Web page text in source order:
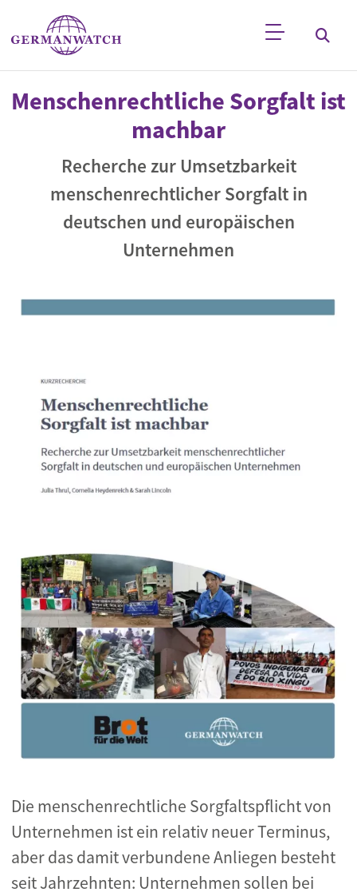
Direkt zum Inhalt
Stichwortsuche
Menschenrechtliche Sorgfalt ist
machbar
Recherche zur Umsetzbarkeit
menschenrechtlicher Sorgfalt in
deutschen und europäischen
Unternehmen
Die menschenrechtliche Sorgfaltspflicht von
Unternehmen ist ein relativ neuer Terminus,
aber das damit verbundene Anliegen besteht
seit Jahrzehnten: Unternehmen sollen bei